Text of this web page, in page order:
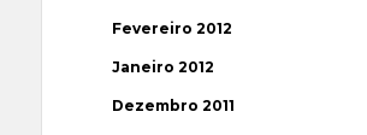
Fevereiro 2012
Janeiro 2012
Dezembro 2011